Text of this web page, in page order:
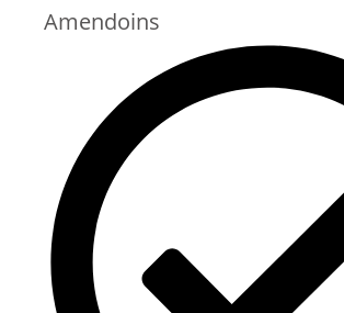
Amendoins